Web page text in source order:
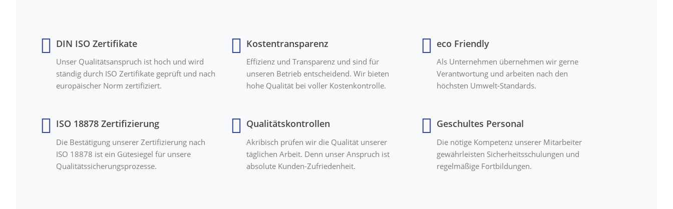
DIN ISO Zertifikate
Unser Qualitätsanspruch ist hoch und wird
ständig durch ISO Zertifikate geprüft und nach
europäischer Norm zertifiziert.
ISO 18878 Zertifizierung
Die Bestätigung unserer Zertifizierung nach
ISO 18878 ist ein Gütesiegel für unsere
Qualitätssicherungsprozesse.
Kostentransparenz
Effizienz und Transparenz und sind für
unseren Betrieb entscheidend. Wir bieten
hohe Qualität bei voller Kostenkontrolle.
Qualitätskontrollen
Akribisch prüfen wir die Qualität unserer
täglichen Arbeit. Denn unser Anspruch ist
absolute Kunden-Zufriedenheit.
eco Friendly
Als Unternehmen übernehmen wir gerne
Verantwortung und arbeiten nach den
höchsten Umwelt-Standards.
Geschultes Personal
Die nötige Kompetenz unserer Mitarbeiter
gewährleisten Sicherheitsschulungen und
regelmäßige Fortbildungen.